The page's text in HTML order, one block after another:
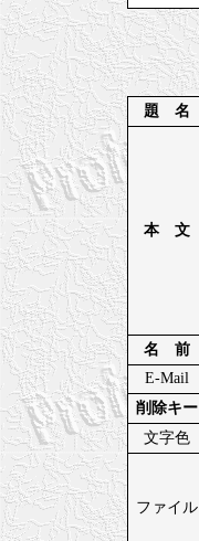
題 名
本 文
名 前
E-Mail
削除キー
文字色
ファイル